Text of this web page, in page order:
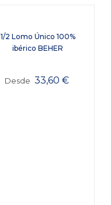
1/2 Lomo Único 100%
ibérico BEHER
Desde 33,60 €